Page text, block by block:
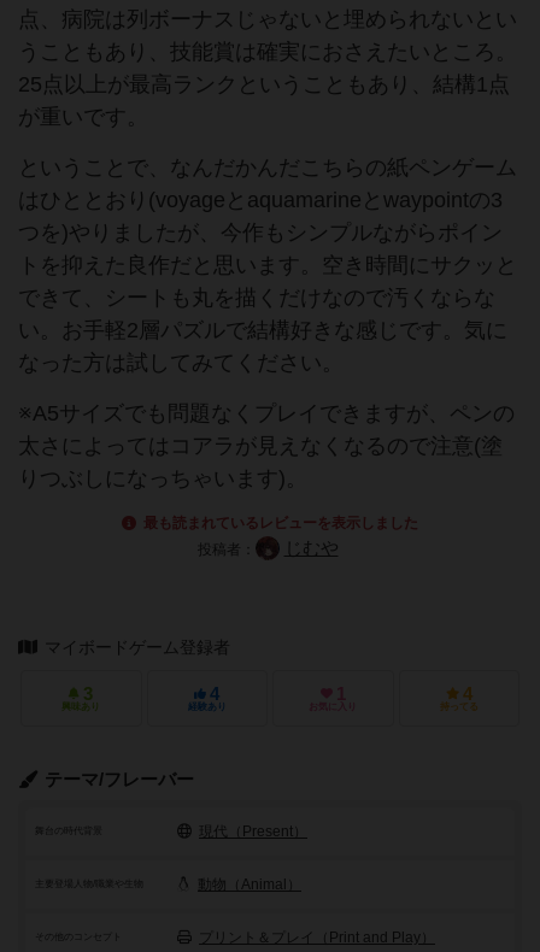
点、病院は列ボーナスじゃないと埋められないとい
うこともあり、技能賞は確実におさえたいところ。
25点以上が最高ランクということもあり、結構1点
が重いです。
ということで、なんだかんだこちらの紙ペンゲーム
はひととおり(voyageとaquamarineとwaypointの3
つを)やりましたが、今作もシンプルながらポイン
トを抑えた良作だと思います。空き時間にサクッと
できて、シートも丸を描くだけなので汚くならな
い。お手軽2層パズルで結構好きな感じです。気に
なった方は試してみてください。
※A5サイズでも問題なくプレイできますが、ペンの
太さによってはコアラが見えなくなるので注意(塗
りつぶしになっちゃいます)。
最も読まれているレビューを表示しました
投稿者：
じむや
マイボードゲーム登録者
3
興味あり
4
経験あり
1
お気に入り
4
持ってる
テーマ/フレーバー
舞台の時代背景 現代（Present）
動物（Animal）
その他のコンセプト プリント＆プレイ（Print and Play）